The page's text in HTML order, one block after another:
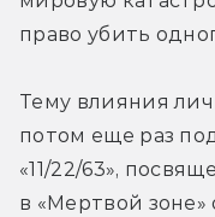
право убить
Тему влияния
потом еще раз
«11/22/63»,
в «Мертвой